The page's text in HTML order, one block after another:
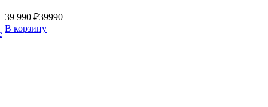
39 990 ₽39990
В корзину